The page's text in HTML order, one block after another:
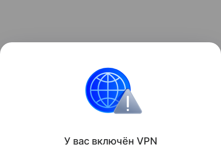
материале
Поделиться
У вас включён VPN